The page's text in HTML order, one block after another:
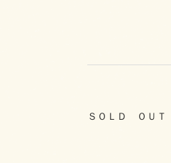
ＳＯＬＤ ＯＵＴ